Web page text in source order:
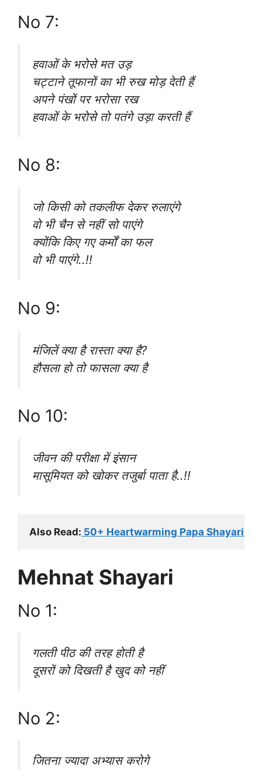
No 7:
हवाओं के भरोसे मत उड़
चट्टाने तूफानों का भी रुख मोड़ देती हैं
अपने पंखों पर भरोसा रख
हवाओं के भरोसे तो पतंगे उड़ा करती हैं
No 8:
जो किसी को तकलीफ देकर रुलाएंगे
वो भी चैन से नहीं सो पाएंगे
क्योंकि किए गए कर्मों का फल
वो भी पाएंगे..!!
No 9:
मंजिलें क्या है रास्ता क्या है?
हौसला हो तो फासला क्या है
No 10:
जीवन की परीक्षा में इंसान
मासूमियत को खोकर तजुर्बा पाता है..!!
Also Read: 50+ Heartwarming Papa Shayari In
Mehnat Shayari
No 1:
गलती पीठ की तरह होती है
दूसरों को दिखती है खुद को नहीं
No 2:
जितना ज्यादा अभ्यास करोगे